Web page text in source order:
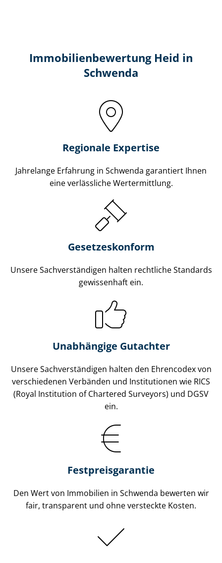
Immobilien­bewertung Heid in
Schwenda
Regionale Expertise
Jahrelange Erfahrung in Schwenda garantiert Ihnen
eine verlässliche Wertermittlung.
Gesetzes­konform
Unsere Sach­ver­stän­di­gen halten rechtliche Standards
gewissenhaft ein.
Unabhängige Gutachter
Unsere Sach­ver­stän­di­gen halten den Ehrencodex von
verschiedenen Verbänden und Institutionen wie RICS
(Royal Institution of Chartered Surveyors) und DGSV
ein.
Festpreis​garantie
Den Wert von Immobilien in Schwenda bewerten wir
fair, transparent und ohne versteckte Kosten.